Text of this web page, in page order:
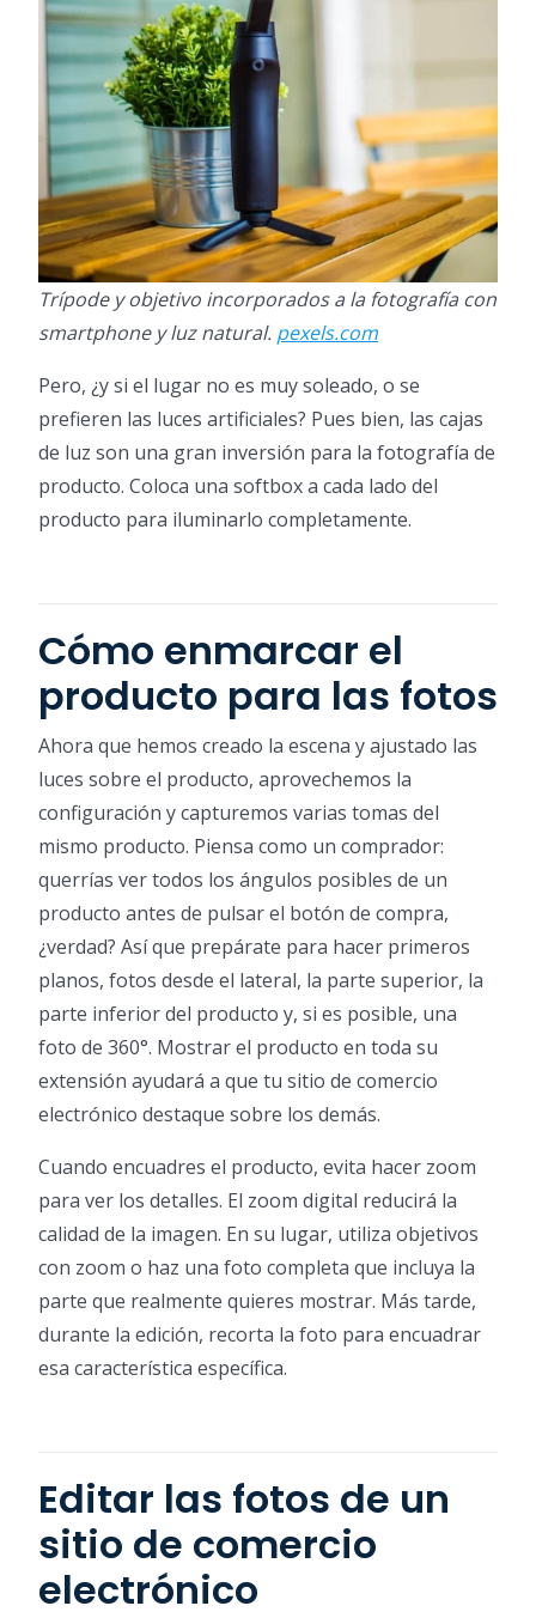
Trípode y objetivo incorporados a la fotografía con
smartphone y luz natural. pexels.com
Pero, ¿y si el lugar no es muy soleado, o se
prefieren las luces artificiales? Pues bien, las cajas
de luz son una gran inversión para la fotografía de
producto. Coloca una softbox a cada lado del
producto para iluminarlo completamente.
Cómo enmarcar el
producto para las fotos
Ahora que hemos creado la escena y ajustado las
luces sobre el producto, aprovechemos la
configuración y capturemos varias tomas del
mismo producto. Piensa como un comprador:
querrías ver todos los ángulos posibles de un
producto antes de pulsar el botón de compra,
¿verdad? Así que prepárate para hacer primeros
planos, fotos desde el lateral, la parte superior, la
parte inferior del producto y, si es posible, una
foto de 360°. Mostrar el producto en toda su
extensión ayudará a que tu sitio de comercio
electrónico destaque sobre los demás.
Cuando encuadres el producto, evita hacer zoom
para ver los detalles. El zoom digital reducirá la
calidad de la imagen. En su lugar, utiliza objetivos
con zoom o haz una foto completa que incluya la
parte que realmente quieres mostrar. Más tarde,
durante la edición, recorta la foto para encuadrar
esa característica específica.
Editar las fotos de un
sitio de comercio
electrónico